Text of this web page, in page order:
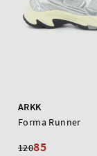
ARKK
Forma Runner
12085